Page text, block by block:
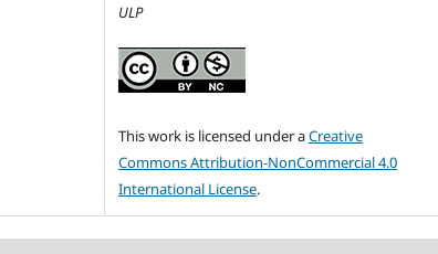
ULP
This work is licensed under aCreative
Commons Attribution-NonCommercial 4.0
International License.